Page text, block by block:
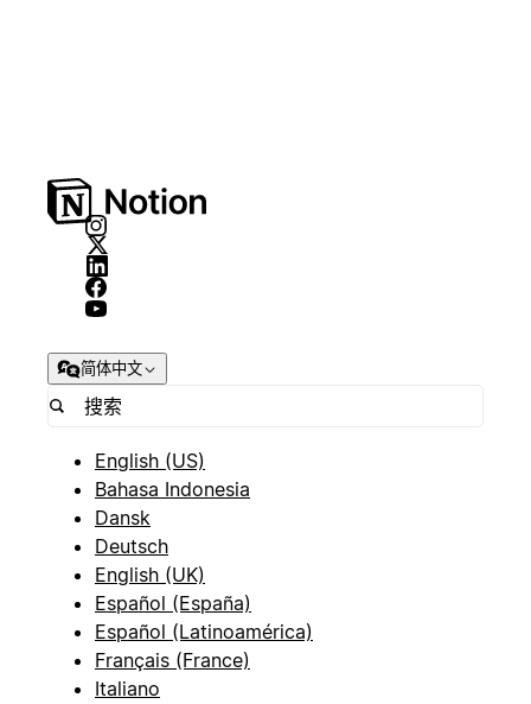
简体中文
English (US)
Bahasa Indonesia
Dansk
Deutsch
English (UK)
Español (España)
Español (Latinoamérica)
Français (France)
Italiano